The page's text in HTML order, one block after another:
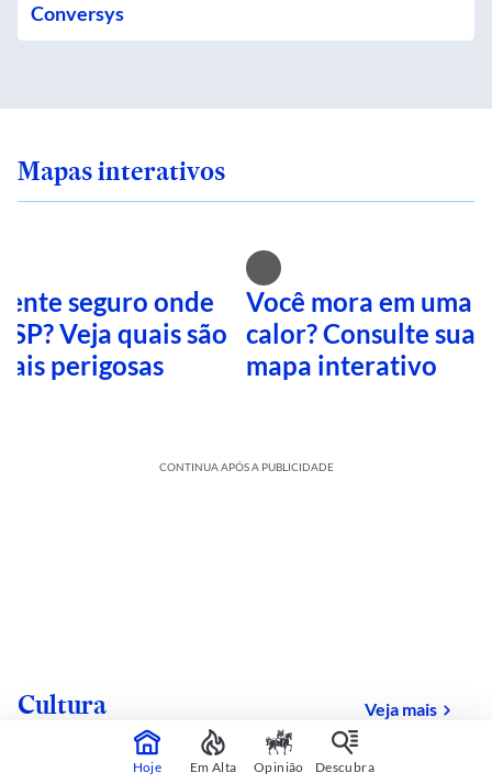
Conversys
Mapas interativos
seguro onde
SP? Veja quais são
perigosas
Você mora em uma
calor? Consulte sua
mapa interativo
CONTINUA APÓS A PUBLICIDADE
Cultura Veja maissobre
Hoje Em Alta Opinião Descubra